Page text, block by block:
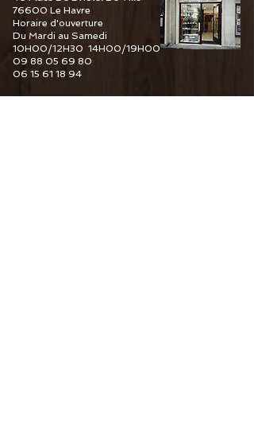
76600 Le Havre
Horaire d'ouverture
Du Mardi au Samedi
10H00/12H30 14H00/19H00
09 88 05 69 80
06 15 61 18 94